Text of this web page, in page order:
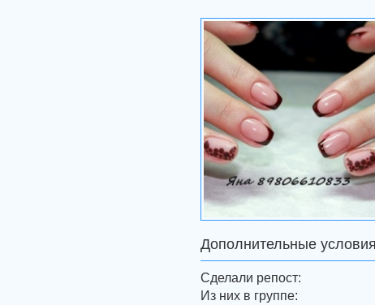
Дополнительные
Сделали репост:
Из них в группе: